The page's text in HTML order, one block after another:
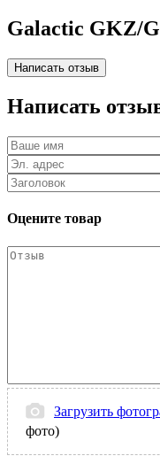
Galactic GKZ/
Написать
Оцените товар
Загрузить
фото)